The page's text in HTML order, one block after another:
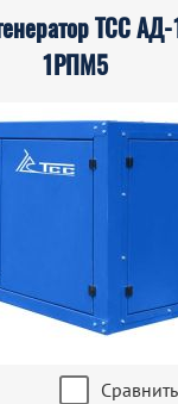
ТСС
1РПМ5
Сравнить